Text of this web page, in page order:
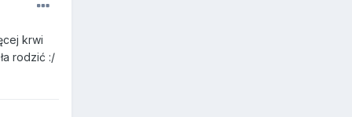
krwi
rodzić :/